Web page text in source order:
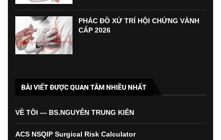
PHÁC ĐỒ XỬ TRÍ HỘI CHỨNG VÀNH
CẤP 2026
BÀI VIẾT ĐƯỢC QUAN TÂM NHIỀU NHẤT
VỀ TÔI — BS.NGUYỄN TRUNG KIÊN
ACS NSQIP Surgical Risk Calculator